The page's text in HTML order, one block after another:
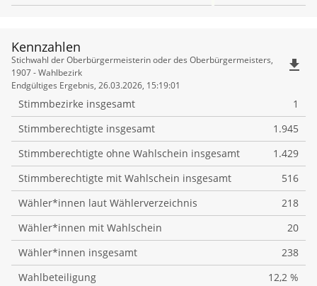
Kennzahlen
Kennzahlen
Stichwahl der Oberbürgermeisterin oder des Oberbürgermeisters,
1907 - Wahlbezirk
Endgültiges Ergebnis, 26.03.2026, 15:19:01
file_download
Stimmbezirke insgesamt
1
Stimmberechtigte insgesamt
1.945
Stimmberechtigte ohne Wahlschein insgesamt
1.429
Stimmberechtigte mit Wahlschein insgesamt
516
Wähler*innen laut Wählerverzeichnis
218
Wähler*innen mit Wahlschein
20
Wähler*innen insgesamt
238
Wahlbeteiligung
12,2 %